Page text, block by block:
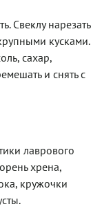
Свеклу нарезать
кусками.
сахар,
и снять с
лаврового
хрена,
кружочки